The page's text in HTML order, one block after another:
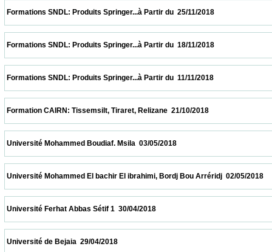
Formations SNDL: Produits Springer...à Partir du  25/11/2018
Formations SNDL: Produits Springer...à Partir du  18/11/2018
Formations SNDL: Produits Springer...à Partir du  11/11/2018
Formation CAIRN: Tissemsilt, Tiraret, Relizane  21/10/2018
Université Mohammed Boudiaf. Msila  03/05/2018
Université Mohammed El bachir El ibrahimi, Bordj Bou Arréridj
Université Ferhat Abbas Sétif 1  30/04/2018
Université de Bejaia  29/04/2018